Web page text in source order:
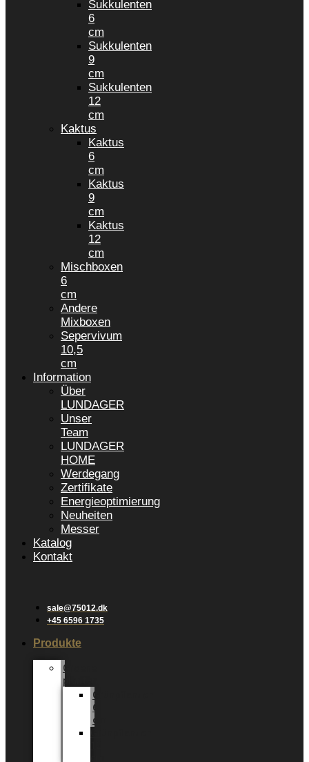
Sukkulenten
6
cm
Sukkulenten
9
cm
Sukkulenten
12
cm
Kaktus
Kaktus
6
cm
Kaktus
9
cm
Kaktus
12
cm
Mischboxen
6
cm
Andere
Mixboxen
Sepervivum
10,5
cm
Information
Über
LUNDAGER
Unser
Team
LUNDAGER
HOME
Werdegang
Zertifikate
Energieoptimierung
Neuheiten
Messer
Katalog
Kontakt
sale@75012.dk
+45 6596 1735
Produkte
Groene
planten
Grünpflanzen
6
cm